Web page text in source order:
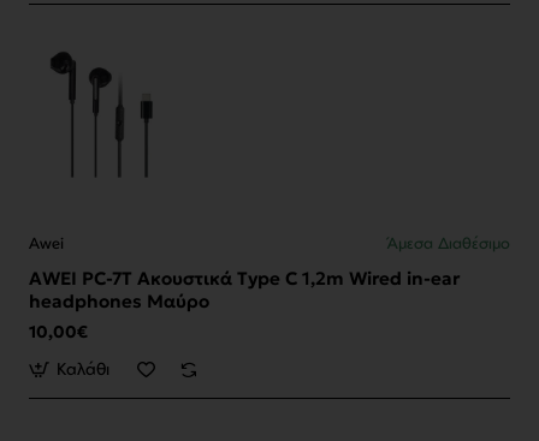
Awei Άμεσα Διαθέσιμο
AWEI PC-7T Ακουστικά Type C 1,2m Wired in-ear
headphones Μαύρο
10,00€
Καλάθι